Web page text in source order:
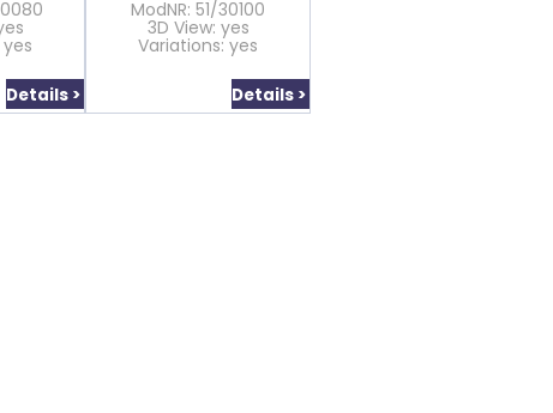
Details >
ModNR: 51/30100
3D View: yes
Variations: yes
Details >